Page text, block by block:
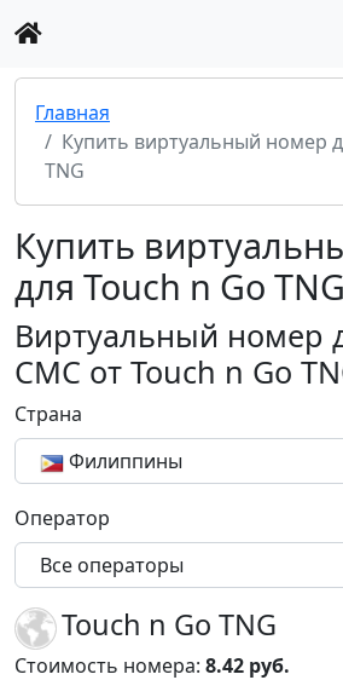
Главная
Купить виртуальный номер
TNG
Купить
для Touch n Go TNG
Виртуальный номер
СМС от Touch n Go
Страна
Филиппины
Оператор
Все операторы
Touch n Go TNG
Стоимость номера: 8.42 руб.